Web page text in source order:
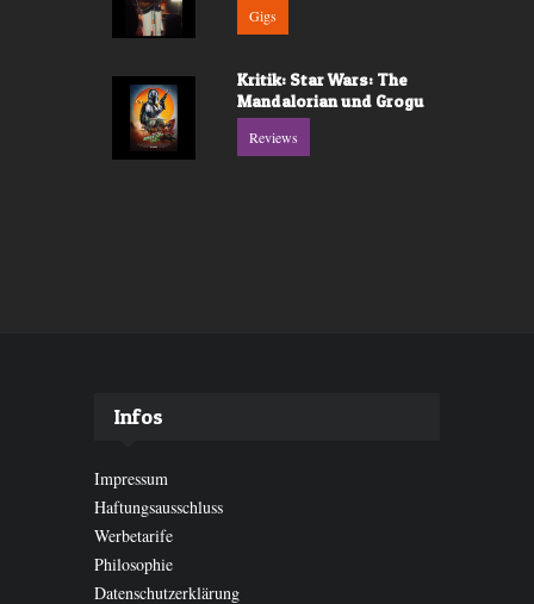
Gigs
Kritik: Star Wars: The
Mandalorian und Grogu
Reviews
Infos
Impressum
Haftungsausschluss
Werbetarife
Philosophie
Datenschutzerklärung